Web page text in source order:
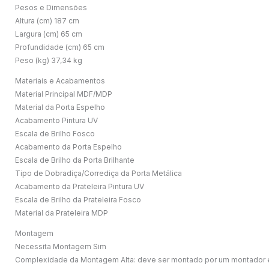
Pesos e Dimensões
Altura (cm) 187 cm
Largura (cm) 65 cm
Profundidade (cm) 65 cm
Peso (kg) 37,34 kg
Materiais e Acabamentos
Material Principal MDF/MDP
Material da Porta Espelho
Acabamento Pintura UV
Escala de Brilho Fosco
Acabamento da Porta Espelho
Escala de Brilho da Porta Brilhante
Tipo de Dobradiça/Corrediça da Porta Metálica
Acabamento da Prateleira Pintura UV
Escala de Brilho da Prateleira Fosco
Material da Prateleira MDP
Montagem
Necessita Montagem Sim
Complexidade da Montagem Alta: deve ser montado por um montador